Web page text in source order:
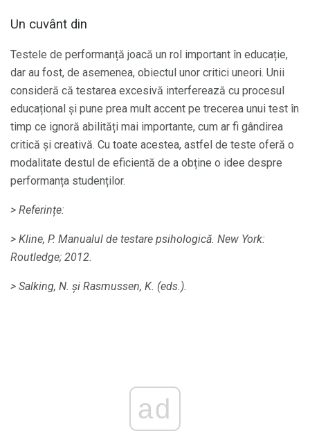
Un cuvânt din
Testele de performanță joacă un rol important în educație,
dar au fost, de asemenea, obiectul unor critici uneori. Unii
consideră că testarea excesivă interferează cu procesul
educațional și pune prea mult accent pe trecerea unui test în
timp ce ignoră abilități mai importante, cum ar fi gândirea
critică și creativă. Cu toate acestea, astfel de teste oferă o
modalitate destul de eficientă de a obține o idee despre
performanța studenților.
> Referințe:
> Kline, P. Manualul de testare psihologică. New York:
Routledge; 2012.
> Salking, N. și Rasmussen, K. (eds.).
ad